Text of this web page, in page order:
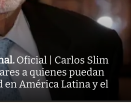
. Oficial | Carlos Slim
a quienes puedan
América Latina y el